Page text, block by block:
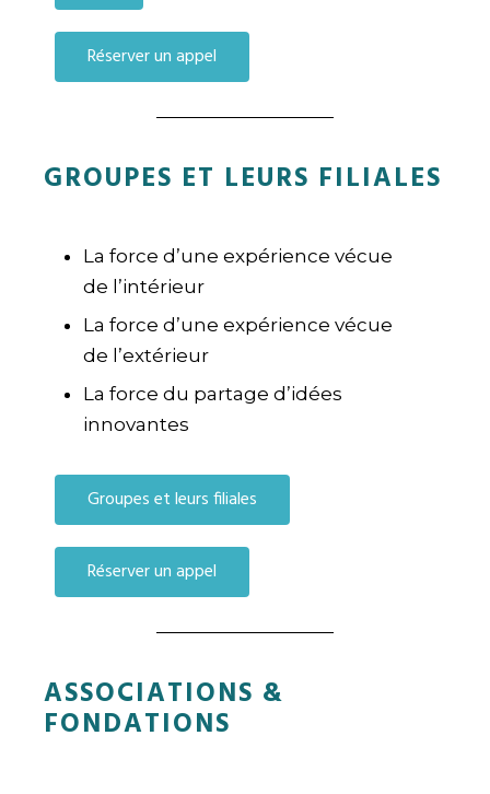
Réserver un appel
GROUPES ET LEURS FILIALES
La force d’une expérience vécue
de l’intérieur
La force d’une expérience vécue
de l’extérieur
La force du partage d’idées
innovantes
Groupes et leurs filiales
Réserver un appel
ASSOCIATIONS &
FONDATIONS